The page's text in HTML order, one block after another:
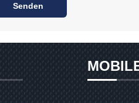
Senden